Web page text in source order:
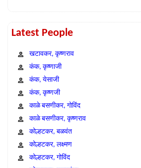
Latest People
खटावकर, कृष्णराव
कंक, कृष्णाजी
कंक, येसाजी
कंक, कृष्णजी
काळे बसणीकर, गोविंद
काळे बसणीकर, कृष्णराव
कोल्हटकर, बळवंत
कोल्हटकर, लक्ष्मण
कोल्हटकर, गोविंद